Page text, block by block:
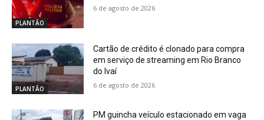
PLANTÃO
6 de agosto de 2026
PLANTÃO
Cartão de crédito é clonado para compra
em serviço de streaming em Rio Branco
do Ivaí
6 de agosto de 2026
PM guincha veículo estacionado em vaga